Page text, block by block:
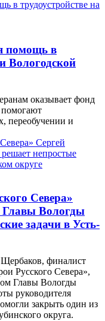
помощь в
Вологодской
оказывает фонд
переобучении и
Севера»
Главы Вологды
задачи в Усть-
Щербаков, финалист
Русского Севера»,
Главы Вологды
руководителя
закрыть один из
округа.